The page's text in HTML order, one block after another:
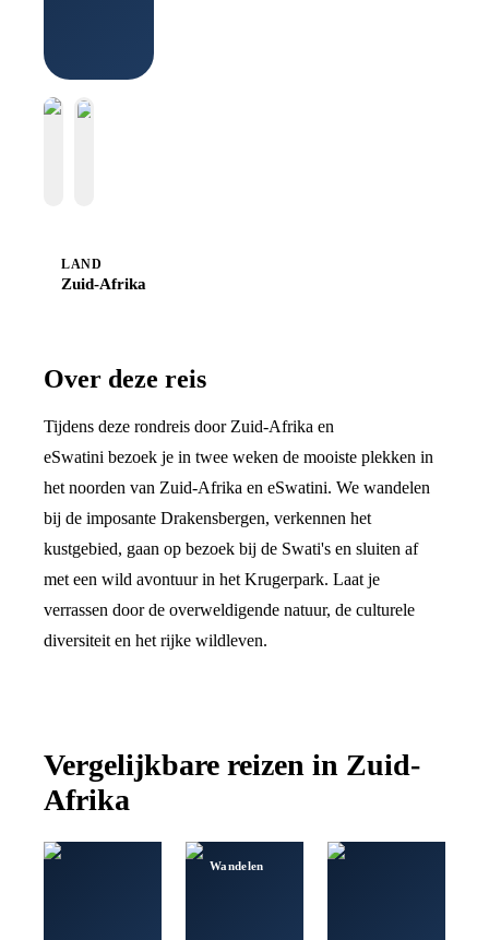
LAND
Zuid-Afrika
Over deze reis
Tijdens deze rondreis door Zuid-Afrika en
eSwatini bezoek je in twee weken de mooiste plekken in
het noorden van Zuid-Afrika en eSwatini. We wandelen
bij de imposante Drakensbergen, verkennen het
kustgebied, gaan op bezoek bij de Swati's en sluiten af
met een wild avontuur in het Krugerpark. Laat je
verrassen door de overweldigende natuur, de culturele
diversiteit en het rijke wildleven.
Vergelijkbare reizen in Zuid-
Afrika
Wandelen